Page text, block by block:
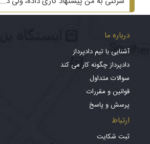
درباره ما
آشنایی با تیم دادپرداز
دادپرداز چگونه کار می کند
سوالات متداول
قوانین و مقررات
پرسش و پاسخ
ارتباط
ثبت شکایت